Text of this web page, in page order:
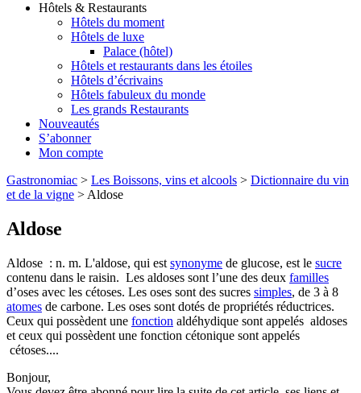
Hôtels & Restaurants
Hôtels du moment
Hôtels de luxe
Palace (hôtel)
Hôtels et restaurants dans les étoiles
Hôtels d’écrivains
Hôtels fabuleux du monde
Les grands Restaurants
Nouveautés
S’abonner
Mon compte
Gastronomiac > Les Boissons, vins et alcools > Dictionnaire du vin
et de la vigne > Aldose
Aldose
Aldose : n. m. L'aldose, qui est synonyme de glucose, est le sucre
contenu dans le raisin. Les aldoses sont l’une des deux familles
d’oses avec les cétoses. Les oses sont des sucres simples, de 3 à 8
atomes de carbone. Les oses sont dotés de propriétés réductrices.
Ceux qui possèdent une fonction aldéhydique sont appelés aldoses
et ceux qui possèdent une fonction cétonique sont appelés
cétoses....
Bonjour,